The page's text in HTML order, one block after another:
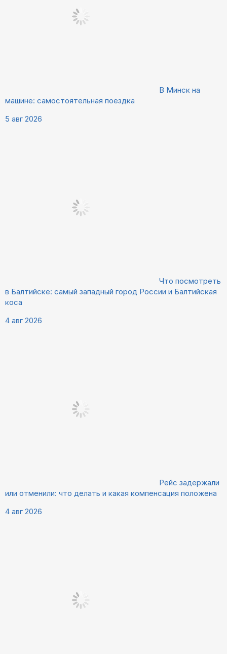
В Минск на
машине: самостоятельная поездка
5 авг 2026
Что посмотреть
в Балтийске: самый западный город России и Балтийская
коса
4 авг 2026
Рейс задержали
или отменили: что делать и какая компенсация положена
4 авг 2026